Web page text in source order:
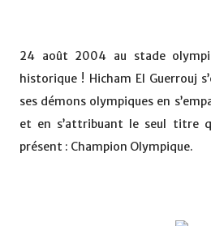
24 août 2004 au stade
historique ! Hicham El Guerrouj
ses démons olympiques en
et en s’attribuant le seul titre
présent : Champion Olympique.